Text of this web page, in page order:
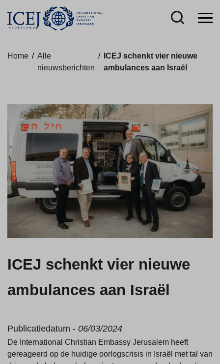
Home / Alle
nieuwsberichten
/
ICEJ schenkt vier nieuwe
ambulances aan Israël
ICEJ schenkt vier nieuwe
ambulances aan Israël
Publicatiedatum - 06/03/2024
De International Christian Embassy Jerusalem heeft
gereageerd op de huidige oorlogscrisis in Israël met tal van